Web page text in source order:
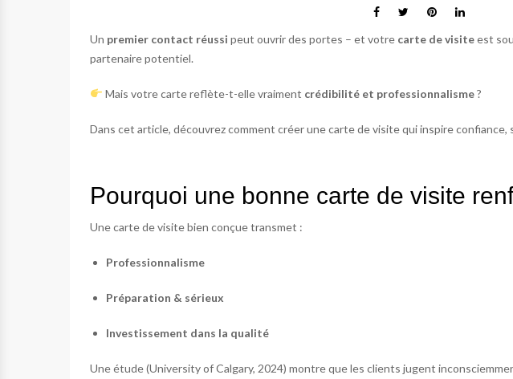
Un premier contact réussi peut ouvrir des portes – et votre carte de visiteest
partenaire potentiel.
Mais votre carte reflète-t-elle vraiment crédibilité et professionnalisme?
Dans cet article, découvrez comment créer une carte de visite qui inspire
Pourquoi une bonne carte de visite
Une carte de visite bien conçue transmet :
Professionnalisme
Préparation & sérieux
Investissement dans la qualité
Une étude (University of Calgary, 2024) montre que les clients jugent